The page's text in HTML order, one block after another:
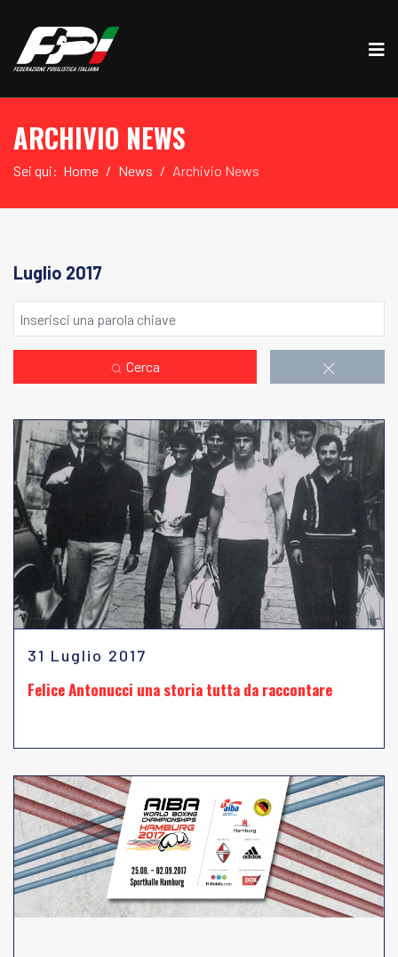
ARCHIVIO NEWS
Sei qui: Home News Archivio News
Luglio 2017
Cerca
31 Luglio 2017
Felice Antonucci una storia tutta da raccontare